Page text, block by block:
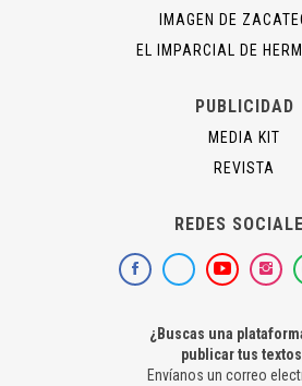
IMAGEN DE
EL IMPARCIAL DE
PUBLICIDAD
MEDIA KIT
REVISTA
REDES
¿Buscas una
publicar tus
Envíanos un correo